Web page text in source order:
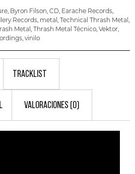
, Byron Filson, CD, Earache Records,
Records, metal , Technical Thrash Metal ,
Metal , Thrash Metal Técnico, Vektor,
, vinilo
TRACKLIST
VALORACIONES (0)